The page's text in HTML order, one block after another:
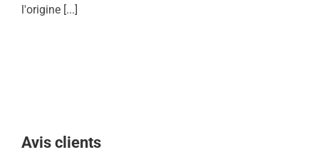
l'origine [...]
Avis clients